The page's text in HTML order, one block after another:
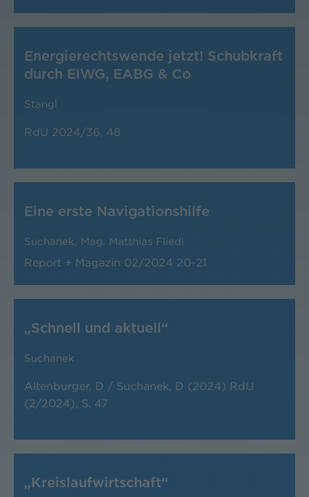
Energierechtswende jetzt! Schubkraft
durch ElWG, EABG & Co
Stangl
RdU 2024/36, 48
Eine erste Navigationshilfe
Suchanek Mag. Matthias Fliedl
Report + Magazin 02/2024 20-21
„Schnell und aktuell“
Suchanek
Altenburger, D / Suchanek, D (2024) RdU
(2/2024), S. 47
„Kreislaufwirtschaft“